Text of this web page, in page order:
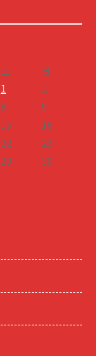
土
日
1
2
8
9
15
16
22
23
29
30